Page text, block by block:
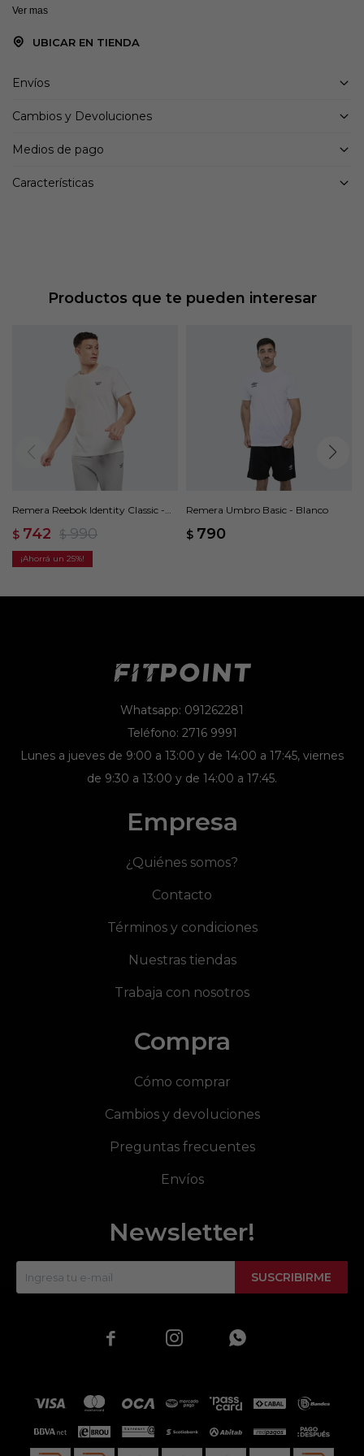
Ver mas
UBICAR EN TIENDA
Envíos
Cambios y Devoluciones
Medios de pago
Características
Productos que te pueden interesar
Remera Reebok Identity Classic -
$ 742 $ 990
25
Remera Umbro Basic - Blanco
$ 790
Whatsapp: 091262281
Teléfono: 2716 9991
Lunes a jueves de 9:00 a 13:00 y de 14:00 a 17:45, viernes
de 9:30 a 13:00 y de 14:00 a 17:45.
Empresa
¿Quiénes somos?
Contacto
Términos y condiciones
Nuestras tiendas
Trabaja con nosotros
Compra
Cómo comprar
Cambios y devoluciones
Preguntas frecuentes
Envíos
Newsletter!
SUSCRIBIRME
  